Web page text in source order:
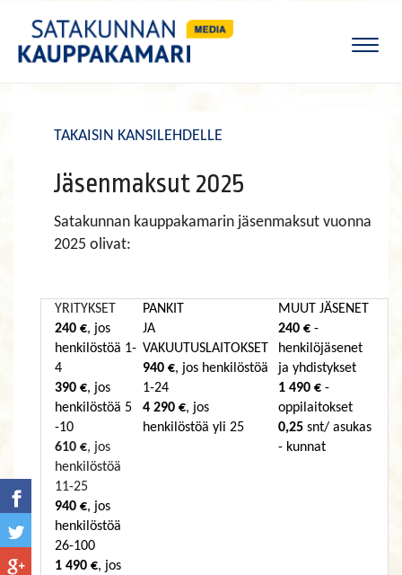
TAKAISIN KANSILEHDELLE
Jäsenmaksut 2025
Satakunnan kauppakamarin jäsenmaksut vuonna
2025 olivat:
YRITYKSET
240 €, jos
henkilöstöä 1-
4
390 €, jos
henkilöstöä 5
-10
610 €, jos
henkilöstöä
11-25
940 €, jos
henkilöstöä
26-100
1 490 €, jos
PANKIT
JA
VAKUUTUSLAITOKSET
940 €, jos henkilöstöä
1-24
4 290 €, jos
henkilöstöä yli 25
MUUT JÄSENET
240 € -
henkilöjäsenet
ja yhdistykset
1 490 € -
oppilaitokset
0,25 snt/ asukas
- kunnat